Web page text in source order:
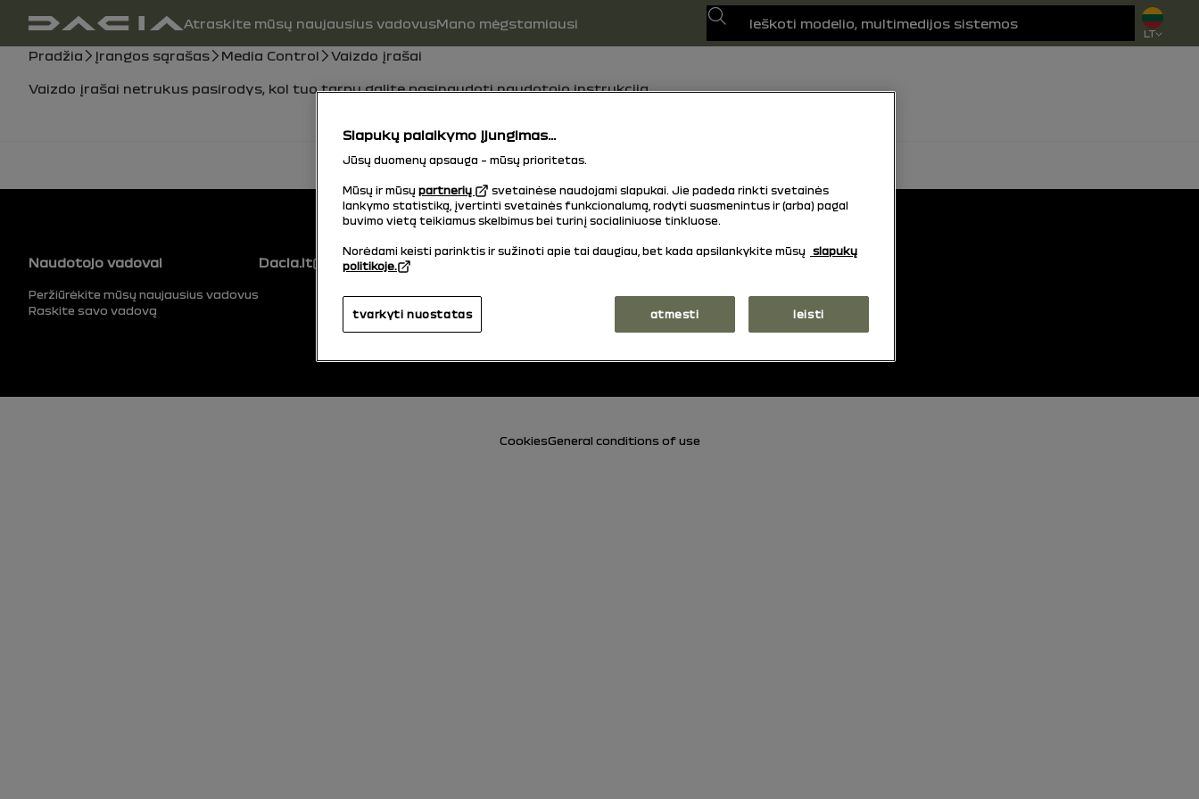
vartotojo vadovas Pagrindinė navigacija
Atraskite mūsų naujausius vadovusMano mėgstamiausi
Ieškoti
LT
Naršymo kelias
Pradžia Įrangos sąrašas Media Control Vaizdo įrašai
Vaizdo įrašai netrukus pasirodys, kol tuo tarpu galite pasinaudoti naudotojo instrukcija.
grįžti į viršų
Puslapio apačia
Naudotojo vadovai
Peržiūrėkite mūsų naujausius vadovus
Raskite savo vadovą
Dacia.lt
CookiesGeneral conditions of use
Slapukų palaikymo įjungimas...
Jūsų duomenų apsauga – mūsų prioritetas.
Mūsų ir mūsų partnerių
svetainėse naudojami slapukai. Jie padeda rinkti svetainės
lankymo statistiką, įvertinti svetainės funkcionalumą, rodyti suasmenintus ir (arba) pagal
buvimo vietą teikiamus skelbimus bei turinį socialiniuose tinkluose.
Norėdami keisti parinktis ir sužinoti apie tai daugiau, bet kada apsilankykite mūsų
slapukų
politikoje.
atmesti leisti
tvarkyti nuostatas